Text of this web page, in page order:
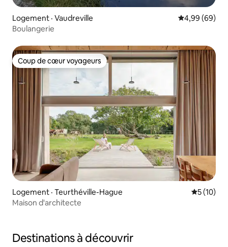
Logement · Vaudreville Note
4,99 (69)
Boulangerie
Coup de cœur voyageurs
Coup de cœur voyageurs
Logement · Teurthéville-Hague Note
5 (10)
Maison d'architecte
Destinations à découvrir